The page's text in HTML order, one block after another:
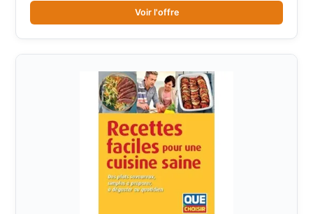
chien cuisine, languages : french
Voir l'offre